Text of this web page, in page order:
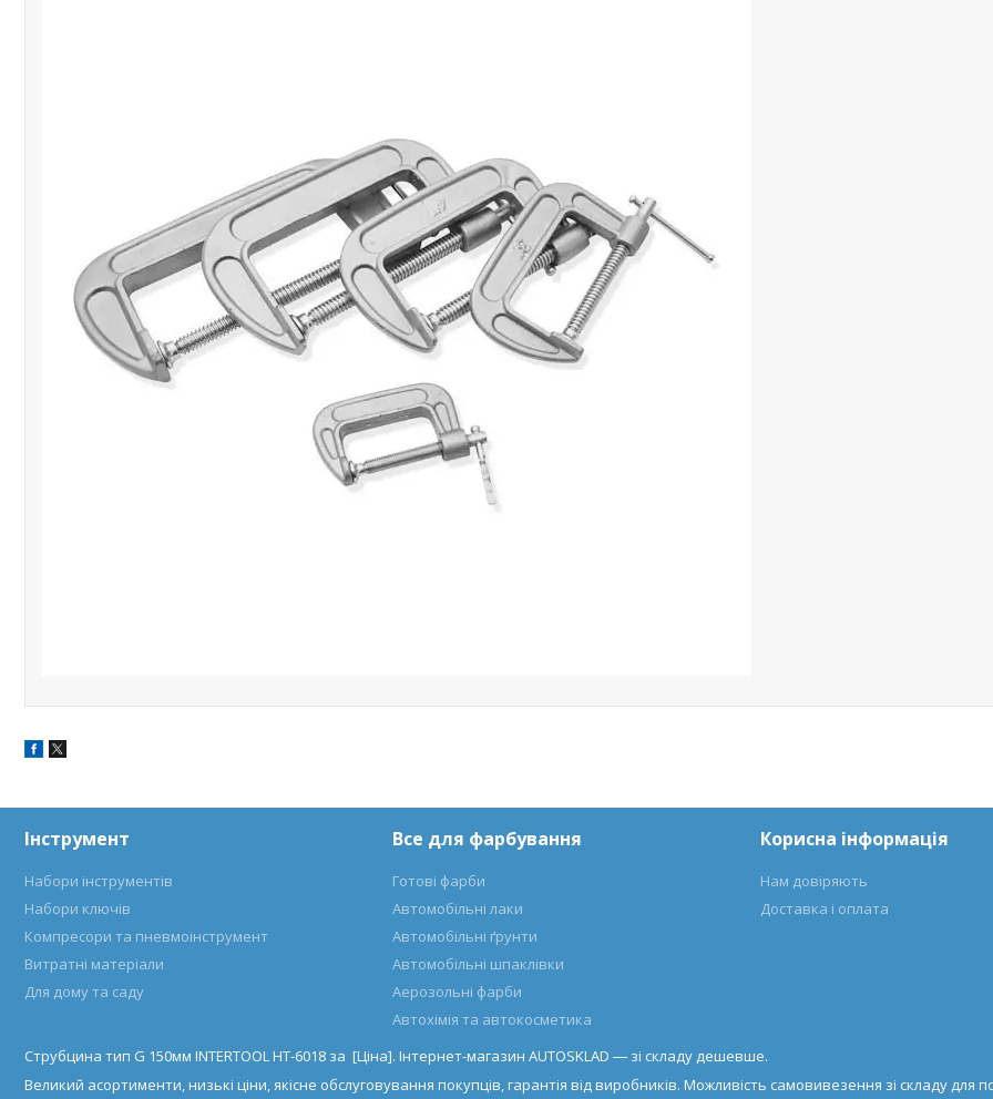
Інструмент
Набори інструментів
Набори ключів
Компресори та пневмоінструмент
Витратні матеріали
Для дому та саду
Все для фарбування
Готові фарби
Автомобільні лаки
Автомобільні ґрунти
Автомобільні шпаклівки
Аерозольні фарби
Автохімія та автокосметика
Корисна інформація
Нам довіряють
Доставка і оплата
Струбцина тип G 150мм INTERTOOL HT-6018 за [Ціна]. Інтернет-магазин AUTOSKLAD ― зі складу дешевше.
Великий асортименти, низькі ціни, якісне обслуговування покупців, гарантія від виробників. Можливість самовивезення зі складу для